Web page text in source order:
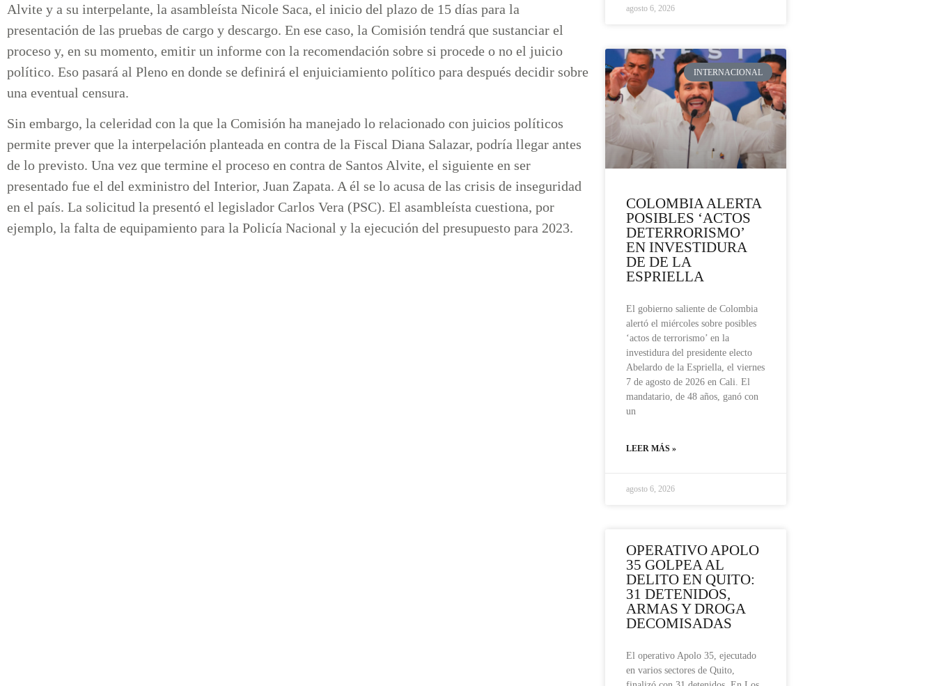
Alvite y a su interpelante, la asambleísta Nicole Saca, el inicio del plazo de 15 días para la
presentación de las pruebas de cargo y descargo. En ese caso, la Comisión tendrá que sustanciar el
proceso y, en su momento, emitir un informe con la recomendación sobre si procede o no el juicio
político. Eso pasará al Pleno en donde se definirá el enjuiciamiento político para después decidir sobre
una eventual censura.
Sin embargo, la celeridad con la que la Comisión ha manejado lo relacionado con juicios políticos
permite prever que la interpelación planteada en contra de la Fiscal Diana Salazar, podría llegar antes
de lo previsto. Una vez que termine el proceso en contra de Santos Alvite, el siguiente en ser
presentado fue el del exministro del Interior, Juan Zapata. A él se lo acusa de las crisis de inseguridad
en el país. La solicitud la presentó el legislador Carlos Vera (PSC). El asambleísta cuestiona, por
ejemplo, la falta de equipamiento para la Policía Nacional y la ejecución del presupuesto para 2023.
agosto 6, 2026
INTERNACIONAL
COLOMBIA ALERTA
POSIBLES ‘ACTOS
DETERRORISMO’
EN INVESTIDURA
DE DE LA
ESPRIELLA
El gobierno saliente de Colombia
alertó el miércoles sobre posibles
‘actos de terrorismo’ en la
investidura del presidente electo
Abelardo de la Espriella, el viernes
7 de agosto de 2026 en Cali. El
mandatario, de 48 años, ganó con
un
LEER MÁS »
agosto 6, 2026
OPERATIVO APOLO
35 GOLPEA AL
DELITO EN QUITO:
31 DETENIDOS,
ARMAS Y DROGA
DECOMISADAS
El operativo Apolo 35, ejecutado
en varios sectores de Quito,